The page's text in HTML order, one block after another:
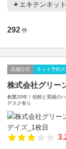
エキテンネッ
292 件
店舗公式 ネット予約
株式会社グリー
創業20年！信頼と実績の
デスク有り